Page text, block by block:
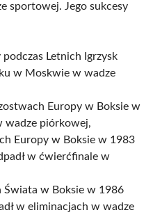
sportowej. Jego sukcesy
Letnich Igrzysk
w Moskwie w wadze
Europy w Boksie w
wadze piórkowej,
Europy w Boksie w 1983
w ćwierćfinale w
Świata w Boksie w 1986
w eliminacjach w wadze